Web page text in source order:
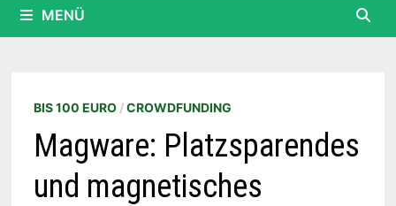
MENÜ
BIS 100 EURO/CROWDFUNDING
Magware: Platzsparendes
und magnetisches